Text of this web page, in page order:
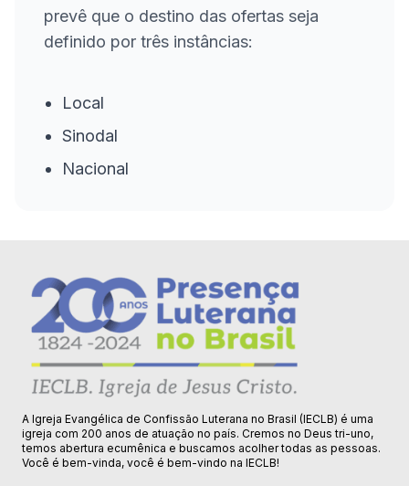
prevê que o destino das ofertas seja
definido por três instâncias:
Local
Sinodal
Nacional
A Igreja Evangélica de Confissão Luterana no Brasil (IECLB) é uma
igreja com 200 anos de atuação no país. Cremos no Deus tri-uno,
temos abertura ecumênica e buscamos acolher todas as pessoas.
Você é bem-vinda, você é bem-vindo na IECLB!